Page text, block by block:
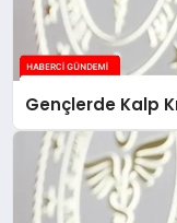
Gençlerde Kalp